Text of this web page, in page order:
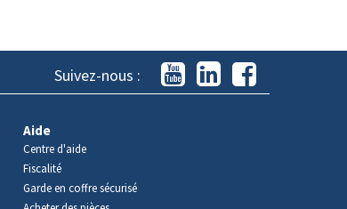
Suivez-nous :
Aide
Centre d'aide
Fiscalité
Garde en coffre sécurisé